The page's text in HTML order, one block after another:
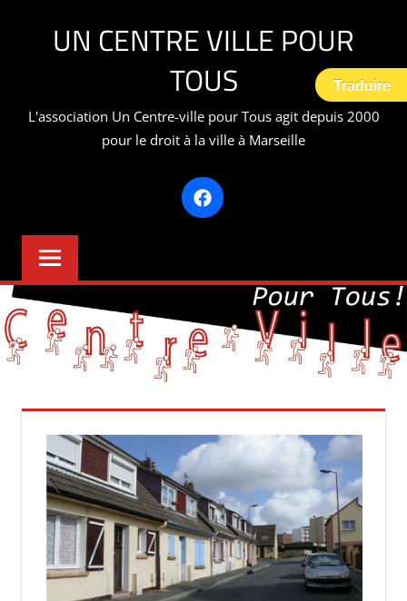
UN CENTRE VILLE POUR
TOUS
L'association Un Centre-ville pour Tous agit depuis 2000
pour le droit à la ville à Marseille
Facebook
Traduire